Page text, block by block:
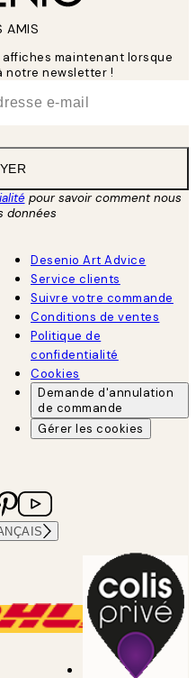
AMIS
affiches maintenant lorsque
notre newsletter !
pour savoir comment nous
données
Desenio Art Advice
Service clients
Suivre votre commande
Conditions de ventes
Politique de
confidentialité
Cookies
Demande d'annulation
de commande
Gérer les cookies